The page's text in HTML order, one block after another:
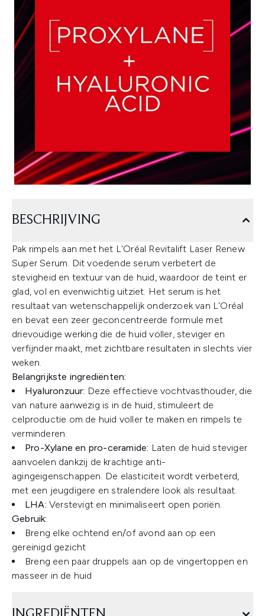
BESCHRIJVING
Pak rimpels aan met het L'Oréal Revitalift Laser Renew
Super Serum. Dit voedende serum verbetert de
stevigheid en textuur van de huid, waardoor de teint er
glad, vol en evenwichtig uitziet. Het serum is het
resultaat van wetenschappelijk onderzoek van L'Oréal
en bevat een zeer geconcentreerde formule met
drievoudige werking die de huid voller, steviger en
verfijnder maakt, met zichtbare resultaten in slechts vier
weken.
Belangrijkste ingrediënten:
Hyaluronzuur: Deze effectieve vochtvasthouder, die
van nature aanwezig is in de huid, stimuleert de
celproductie om de huid voller te maken en rimpels te
verminderen.
Pro-Xylane en pro-ceramide: Laten de huid steviger
aanvoelen dankzij de krachtige anti-
agingeigenschappen. De elasticiteit wordt verbeterd,
met een jeugdigere en stralendere look als resultaat.
LHA: Verstevigt en minimaliseert open poriën.
Gebruik:
Breng elke ochtend en/of avond aan op een
gereinigd gezicht
Breng een paar druppels aan op de vingertoppen en
masseer in de huid